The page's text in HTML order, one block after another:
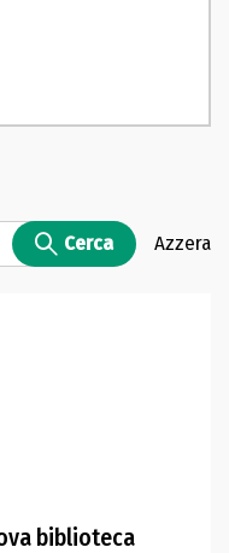
Cerca Azzera
biblioteca